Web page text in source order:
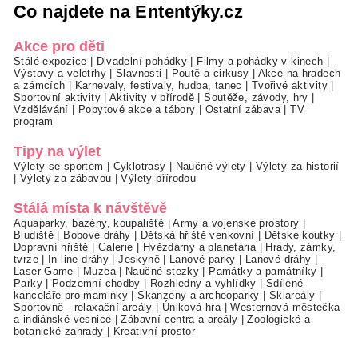
Co najdete na Ententýky.cz
Akce pro děti
Stálé expozice Divadelní pohádky Filmy a pohádky v kinech
Výstavy a veletrhy|Slavnosti Poutě a cirkusy
Akce na hradech
a zámcích
Karnevaly, festivaly, hudba, tanec Tvořivé aktivity
Sportovní aktivity|Aktivity v přírodě |Soutěže, závody, hry
Vzdělávání
Pobytové akce a tábory Ostatní zábava |TV
program
Tipy na výlet
Výlety se sportem Cyklotrasy Naučné výlety
Výlety za historií
Výlety za zábavou |Výlety přírodou
Stálá místa k návštěvě
Aquaparky, bazény, koupaliště |Army a vojenské prostory
Bludiště
Bobové dráhy Dětská hřiště venkovní Dětské koutky
Dopravní hřiště
Galerie Hvězdárny a planetária
Hrady, zámky,
tvrze| In-line dráhy |Jeskyně| Lanové parky Lanové dráhy
Laser Game
Muzea| Naučné stezky Památky a památníky
Parky| Podzemní chodby Rozhledny a vyhlídky
Sdílené
kanceláře pro maminky |Skanzeny a archeoparky Skiareály
Sportovně - relaxační areály
Úniková hra |Westernová městečka
a indiánské vesnice |Zábavní centra a areály |Zoologické a
botanické zahrady
Kreativní prostor